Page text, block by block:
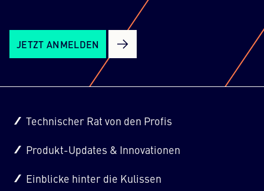
JETZT ANMELDEN
Technischer Rat von den Profis
Produkt-Updates & Innovationen
Einblicke hinter die Kulissen